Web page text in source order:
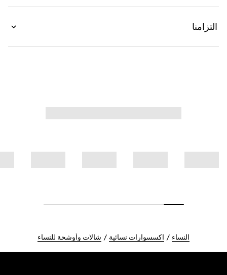
التزامنا
النساء اكسسوارات نسائية شالات وأوشحة للنساء